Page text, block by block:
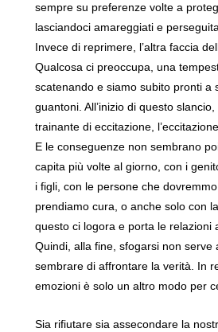
sempre su preferenze volte a
lasciandoci amareggiati e
Invece di reprimere, l’altra faccia
Qualcosa ci preoccupa, una
scatenando e siamo subito pronti a
guantoni. All’inizio di questo
trainante di eccitazione,
E le conseguenze non sembrano
capita più volte al giorno, con i
i figli, con le persone che
prendiamo cura, o anche solo con
questo ci logora e porta le relazioni
Quindi, alla fine, sfogarsi non serve
sembrare di affrontare la verità. In
emozioni è solo un altro modo per
Sia rifiutare sia assecondare la